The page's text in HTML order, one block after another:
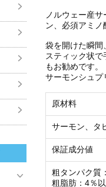
ノルウェー産
ン、必須アミ
袋を開けた瞬間
スティック状
もお勧めです。
サーモンシュプ
原材料
サーモン、タ
保証成分値
粗タンパク質
粗脂肪：4％